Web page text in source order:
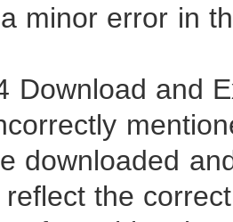
minor error in
Download and
downloaded
the